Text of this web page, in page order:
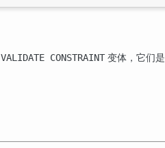
VALIDATE CONSTRAINT 变体，它们是